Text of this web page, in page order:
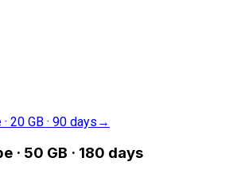
20 GB · 90 days →
· 50 GB · 180 days